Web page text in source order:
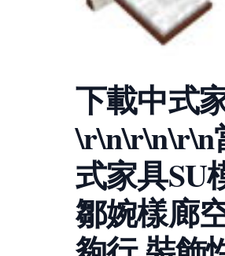
下載中式
\r\n\r\n\r\n
式家具SU
鄒婉樣廊